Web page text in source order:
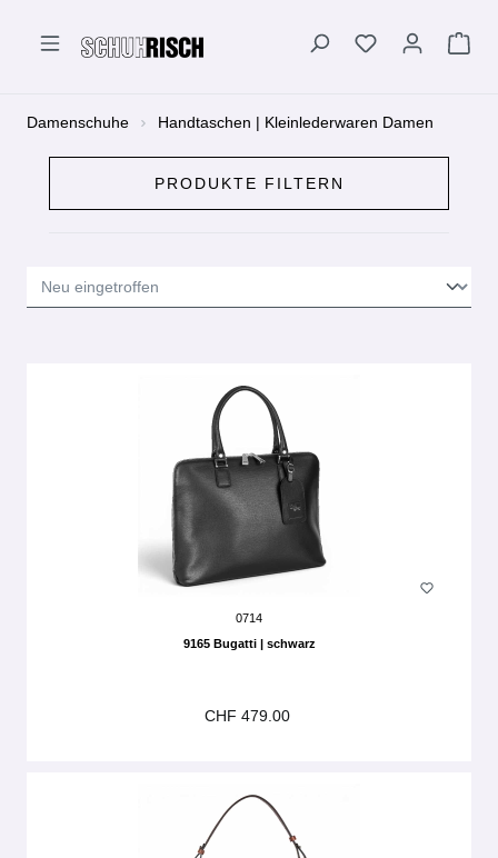
Damenschuhe Handtaschen | Kleinlederwaren Damen
PRODUKTE FILTERN
0714
9165 Bugatti | schwarz
CHF 479.00